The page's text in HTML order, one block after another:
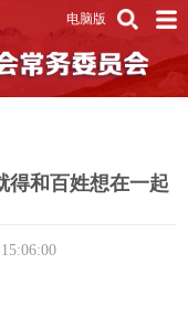
电脑版
得和百姓想在一起